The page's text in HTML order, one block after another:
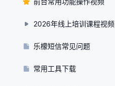
2026年线上培训课程视频
乐檬短信常见问题
常用工具下载